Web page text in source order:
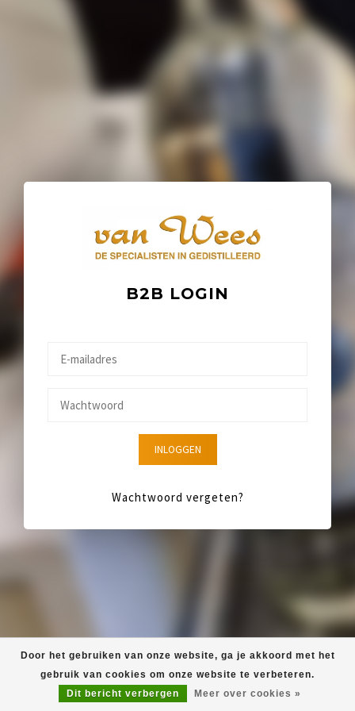
B2B LOGIN
INLOGGEN
Wachtwoord vergeten?
Door het gebruiken van onze website, ga je akkoord met het
gebruik van cookies om onze website te verbeteren.
Dit bericht verbergen
Meer over cookies »